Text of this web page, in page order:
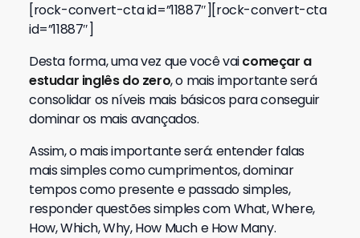
[rock-convert-cta id=”11887″][rock-convert-cta
id=”11887″]
Desta forma, uma vez que você vaicomeçar a
estudar inglês do zero, o mais importante será
consolidar os níveis mais básicos para conseguir
dominar os mais avançados.
Assim, o mais importante será: entender falas
mais simples como cumprimentos, dominar
tempos como presente e passado simples,
responder questões simples com What, Where,
How, Which, Why, How Much e How Many.